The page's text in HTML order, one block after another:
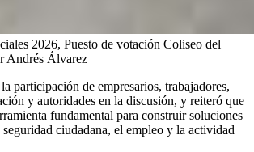
2026, Puesto de votación Coliseo del
Andrés Álvarez
participación de empresarios, trabajadores,
y autoridades en la discusión, y reiteró que
fundamental para construir soluciones
ciudadana, el empleo y la actividad